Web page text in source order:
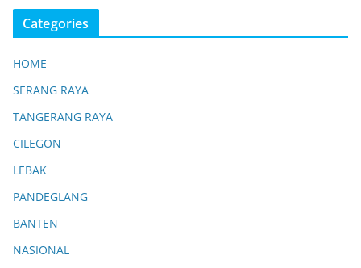
Categories
HOME
SERANG RAYA
TANGERANG RAYA
CILEGON
LEBAK
PANDEGLANG
BANTEN
NASIONAL